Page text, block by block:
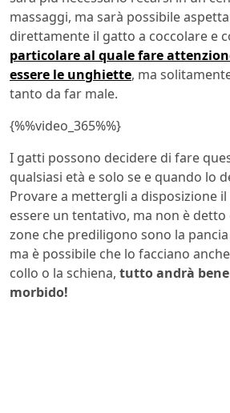
massaggi, ma sarà possibile
direttamente il gatto a coccolare e
particolare al quale fare
essere le unghiette, ma
tanto da far male.
{%%video_365%%}
I gatti possono decidere di fare
qualsiasi età e solo se e quando lo
Provare a mettergli a disposizione
essere un tentativo, ma non è detto
zone che prediligono sono la
ma è possibile che lo facciano
collo o la schiena, tutto andrà
morbido!